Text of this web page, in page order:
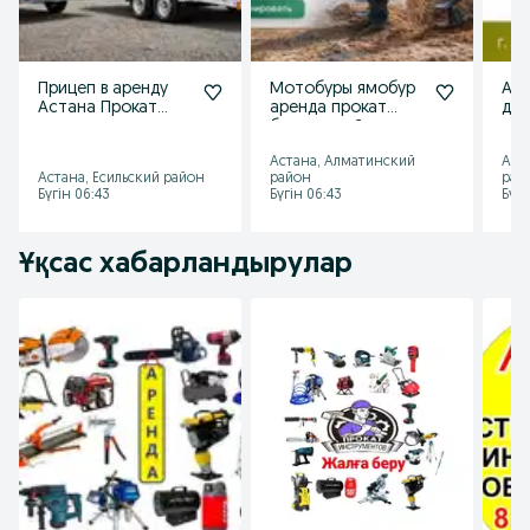
Прицеп в аренду
Астана Прокат
Астана, Есильский район
Бүгін 06:43
Мотобуры ямобур
аренда прокат
6500тг.сут
Астана, Алматинский
район
Бүгін 06:43
Ұқсас хабарландырулар